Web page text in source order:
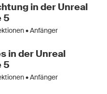
in der Unreal
5
• Anfänger
in der Unreal
5
• Anfänger